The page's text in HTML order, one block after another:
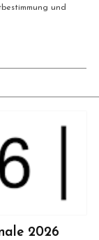
und
2026